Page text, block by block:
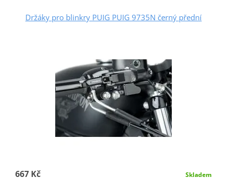
Držáky pro blinkry PUIG PUIG 9735N černý přední
667 Kč Skladem